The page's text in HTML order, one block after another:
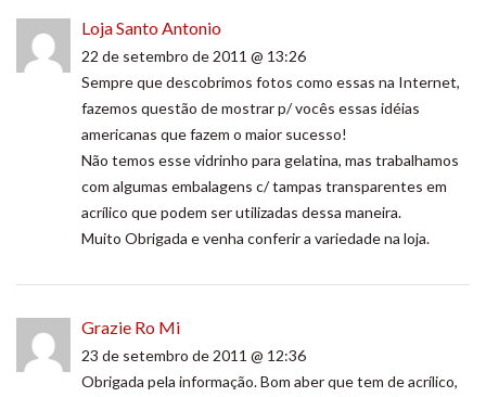
Loja Santo Antonio
22 de setembro de 2011 @ 13:26
Sempre que descobrimos fotos como essas na Internet,
fazemos questão de mostrar p/ vocês essas idéias
americanas que fazem o maior sucesso!
Não temos esse vidrinho para gelatina, mas trabalhamos
com algumas embalagens c/ tampas transparentes em
acrílico que podem ser utilizadas dessa maneira.
Muito Obrigada e venha conferir a variedade na loja.
Grazie Ro Mi
23 de setembro de 2011 @ 12:36
Obrigada pela informação. Bom aber que tem de acrílico,